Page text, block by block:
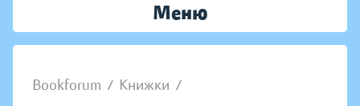
Меню
Bookforum / Книжки /